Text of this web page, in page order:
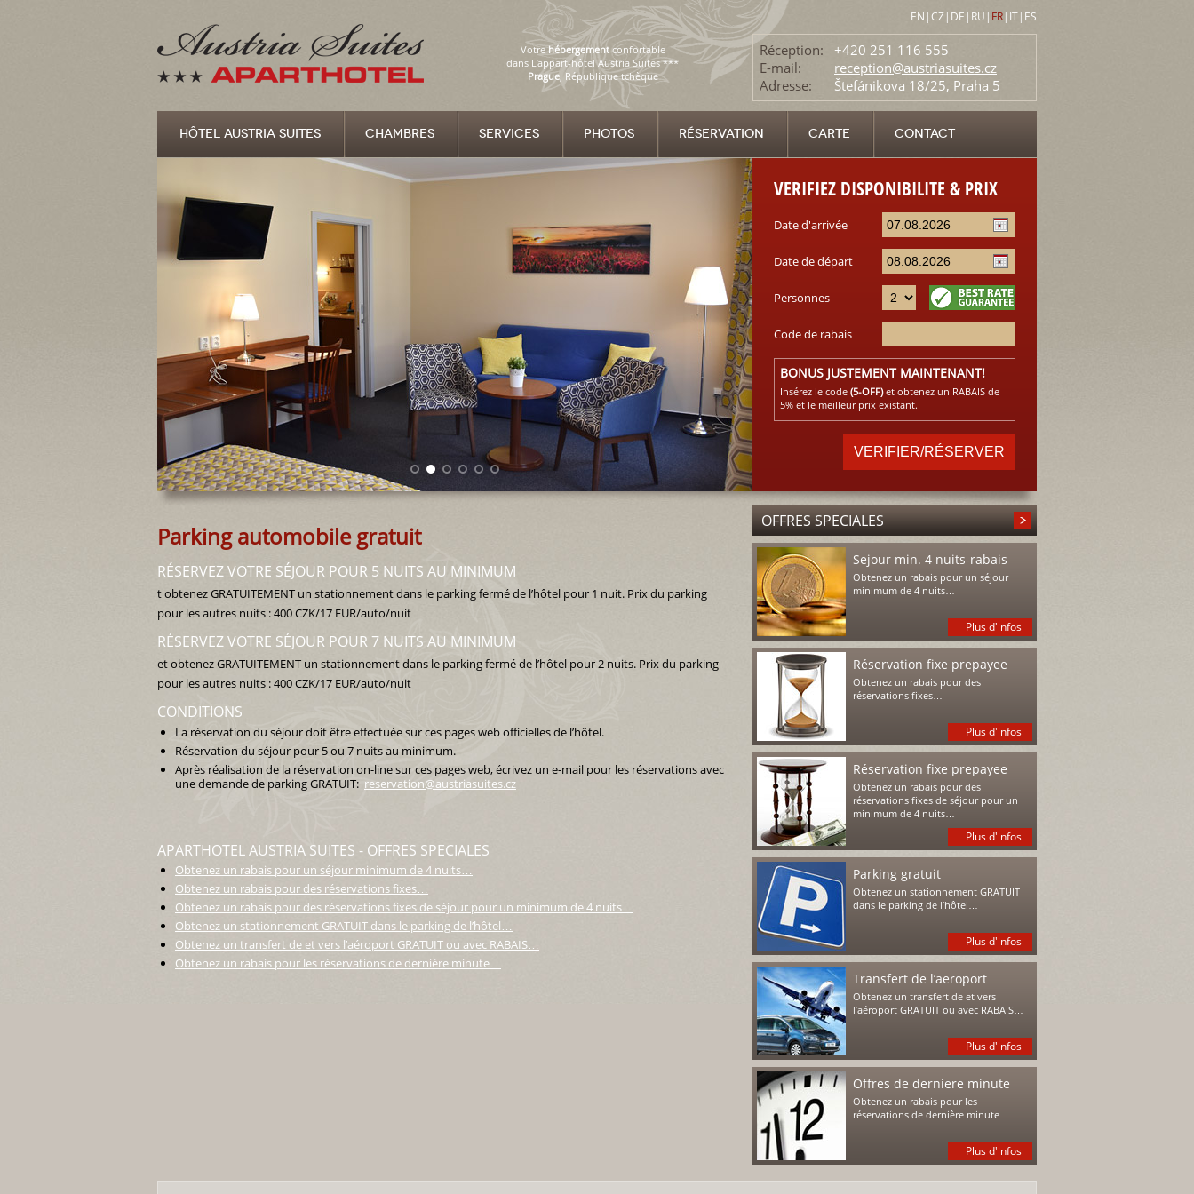
Votrehébergementconfortable
dans L’appart-hôtel Austria Suites ***
Prague, République tchèque
EN |CZ| DE | RU | FR| IT| ES
Réception:
+420 251 116 555
E-mail:
reception@austriasuites.cz
Adresse:
Štefánikova 18/25, Praha 5
HÔTEL AUSTRIA SUITES CHAMBRES SERVICES PHOTOS RÉSERVATION CARTE CONTACT
VERIFIEZ DISPONIBILITE & PRIX
Date d'arrivée
Date de départ
Personnes
Code de rabais
BONUS JUSTEMENT MAINTENANT!
Insérez le code (5-OFF)et obtenez un RABAIS de
5% et le meilleur prix existant.
Parking automobile gratuit
RÉSERVEZ VOTRE SÉJOUR POUR 5 NUITS AU MINIMUM
t obtenez GRATUITEMENT un stationnement dans le parking fermé de l’hôtel pour 1 nuit. Prix du parking
pour les autres nuits : 400 CZK/17 EUR/auto/nuit
RÉSERVEZ VOTRE SÉJOUR POUR 7 NUITS AU MINIMUM
et obtenez GRATUITEMENT un stationnement dans le parking fermé de l’hôtel pour 2 nuits. Prix du parking
pour les autres nuits : 400 CZK/17 EUR/auto/nuit
CONDITIONS
La réservation du séjour doit être effectuée sur ces pages web officielles de l’hôtel.
Réservation du séjour pour 5 ou 7 nuits au minimum.
Après réalisation de la réservation on-line sur ces pages web, écrivez un e-mail pour les réservations avec
une demande de parking GRATUIT: reservation@austriasuites.cz
APARTHOTEL AUSTRIA SUITES - OFFRES SPECIALES
Obtenez un rabais pour un séjour minimum de 4 nuits…
Obtenez un rabais pour des réservations fixes…
Obtenez un rabais pour des réservations fixes de séjour pour un minimum de 4 nuits…
Obtenez un stationnement GRATUIT dans le parking de l’hôtel…
Obtenez un transfert de et vers l’aéroport GRATUIT ou avec RABAIS…
Obtenez un rabais pour les réservations de dernière minute…
OFFRES SPECIALES
Sejour min. 4 nuits-rabais
Obtenez un rabais pour un séjour
minimum de 4 nuits…
Plus d'infos
Réservation fixe prepayee
Obtenez un rabais pour des
réservations fixes…
Plus d'infos
Réservation fixe prepayee
Obtenez un rabais pour des
réservations fixes de séjour pour un
minimum de 4 nuits…
Plus d'infos
Parking gratuit
Obtenez un stationnement GRATUIT
dans le parking de l’hôtel…
Plus d'infos
Transfert de l’aeroport
Obtenez un transfert de et vers
l’aéroport GRATUIT ou avec RABAIS…
Plus d'infos
Offres de derniere minute
Obtenez un rabais pour les
réservations de dernière minute…
Plus d'infos